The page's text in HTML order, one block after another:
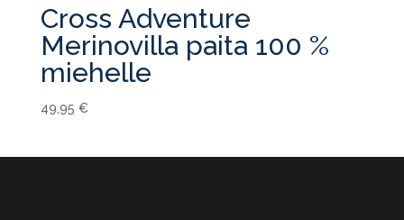
Cross Adventure
Merinovilla paita 100 %
miehelle
49,95 €